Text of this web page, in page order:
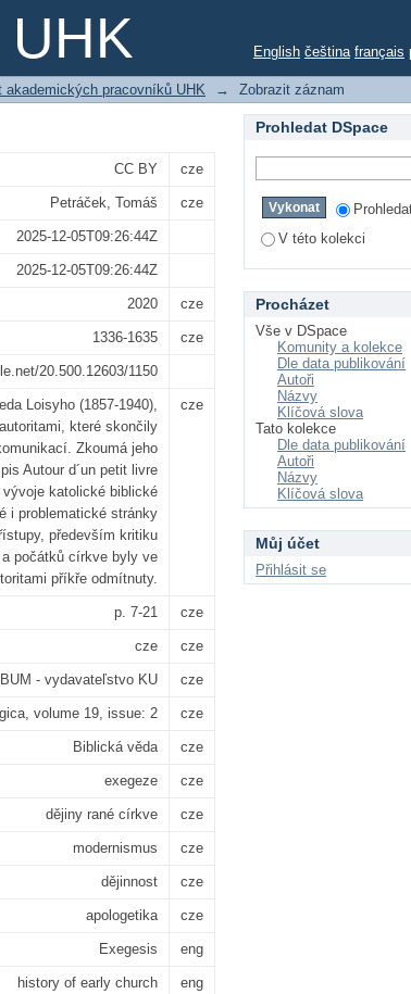
knih. K některým
English čeština français
akademických pracovníků UHK → Zobrazit záznam
CC BY cze
Petráček, Tomáš cze
2025-12-05T09:26:44Z
2025-12-05T09:26:44Z
2020 cze
1336-1635 cze
20.500.12603/1150
Loisyho (1857-1940),
které skončily
Zkoumá jeho
Autour d´un petit livre
katolické biblické
i problematické stránky
především kritiku
počátků církve byly ve
příkře odmítnuty.
cze
p. 7-21 cze
cze cze
- vydavateľstvo KU cze
volume 19, issue: 2 cze
Biblická věda cze
exegeze cze
dějiny rané církve cze
modernismus cze
dějinnost cze
apologetika cze
Exegesis eng
history of early church eng
Prohledat DSpace
V této kolekci
Procházet
Vše v DSpace
Komunity a kolekce
Dle data publikování
Autoři
Názvy
Klíčová slova
Tato kolekce
Dle data publikování
Autoři
Názvy
Klíčová slova
Můj účet
Přihlásit se